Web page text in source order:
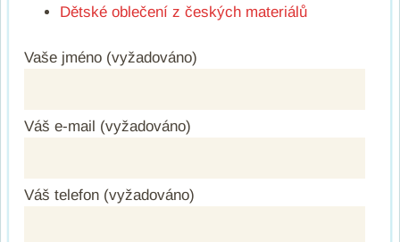
Dětské oblečení z českých materiálů
Vaše jméno (vyžadováno)
Váš e-mail (vyžadováno)
Váš telefon (vyžadováno)